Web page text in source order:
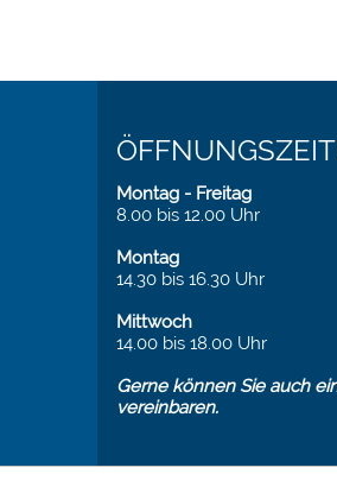
Montag - Freitag
8.00 bis 12.00 Uhr
Montag
14.30 bis 16.30 Uhr
Mittwoch
14.00 bis 18.00 Uhr
Gerne können Sie auch
vereinbaren.